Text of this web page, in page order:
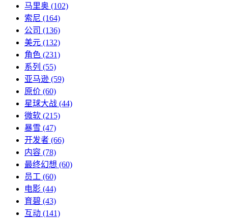
马里奥 (102)
索尼 (164)
公司 (136)
美元 (132)
角色 (231)
系列 (55)
亚马逊 (59)
原价 (60)
星球大战 (44)
微软 (215)
暴雪 (47)
开发者 (66)
内容 (78)
最终幻想 (60)
员工 (60)
电影 (44)
育碧 (43)
互动 (141)